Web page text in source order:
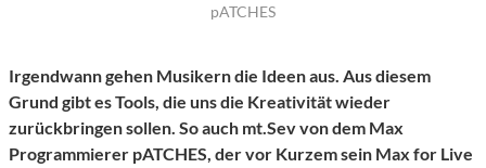
pATCHES
Irgendwann gehen Musikern die Ideen aus. Aus diesem
Grund gibt es Tools, die uns die Kreativität wieder
zurückbringen sollen. So auch mt.Sev von dem Max
Programmierer pATCHES, der vor Kurzem sein Max for Live